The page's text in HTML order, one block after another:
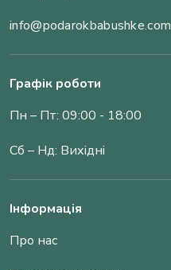
info@podarokbabushke.com
Графік роботи
Пн – Пт: 09:00 - 18:00
Сб – Нд: Вихідні
Інформація
Про нас